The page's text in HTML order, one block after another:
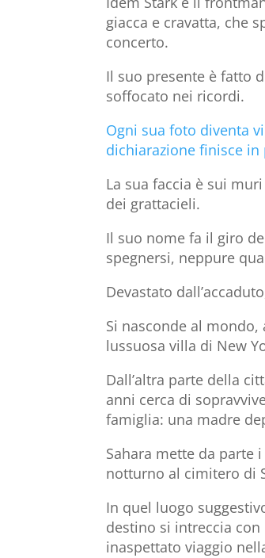
giacca e cravatta, che
concerto.
Il suo presente è fatto
soffocato nei ricordi.
Ogni sua foto diventa
dichiarazione finisce in
La sua faccia è sui
dei grattacieli.
Il suo nome fa il giro
spegnersi, neppure
Devastato
Si nasconde al
lussuosa villa di New
Dall’altra parte della
anni cerca di
famiglia: una madre
Sahara mette da parte
notturno al cimitero di
In quel luogo
destino si intreccia
inaspettato viaggio